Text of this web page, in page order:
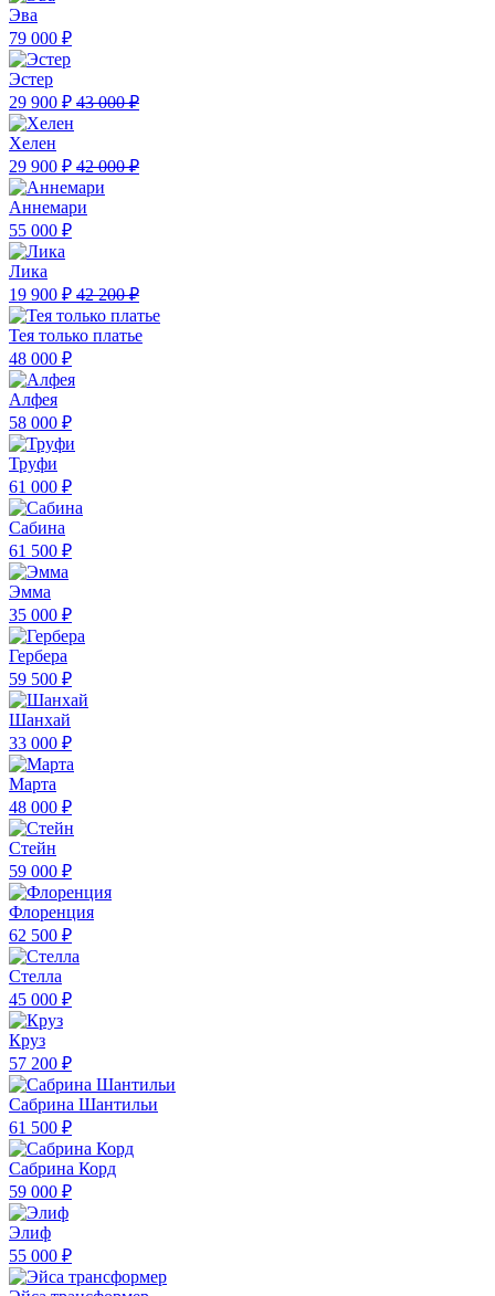
Эва
79 000 ₽
Эстер
29 900 ₽ 43 000 ₽
Хелен
29 900 ₽ 42 000 ₽
Аннемари
55 000 ₽
Лика
19 900 ₽ 42 200 ₽
Тея только платье
48 000 ₽
Алфея
58 000 ₽
Труфи
61 000 ₽
Сабина
61 500 ₽
Эмма
35 000 ₽
Гербера
59 500 ₽
Шанхай
33 000 ₽
Марта
48 000 ₽
Стейн
59 000 ₽
Флоренция
62 500 ₽
Стелла
45 000 ₽
Круз
57 200 ₽
Сабрина Шантильи
61 500 ₽
Сабрина Корд
59 000 ₽
Элиф
55 000 ₽